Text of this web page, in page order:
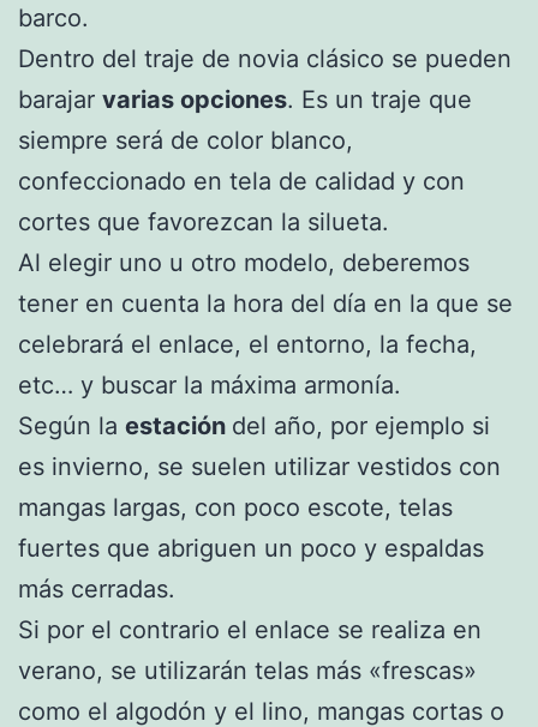
barco.
Dentro del traje de novia clásico se pueden
barajar varias opciones. Es un traje que
siempre será de color blanco,
confeccionado en tela de calidad y con
cortes que favorezcan la silueta.
Al elegir uno u otro modelo, deberemos
tener en cuenta la hora del día en la que se
celebrará el enlace, el entorno, la fecha,
etc… y buscar la máxima armonía.
Según la estación del año, por ejemplo si
es invierno, se suelen utilizar vestidos con
mangas largas, con poco escote, telas
fuertes que abriguen un poco y espaldas
más cerradas.
Si por el contrario el enlace se realiza en
verano, se utilizarán telas más «frescas»
como el algodón y el lino, mangas cortas o